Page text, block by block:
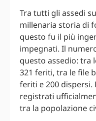
Tra tutti gli assedi
millenaria storia di
questo fu il più
impegnati. Il
questo assedio: tra
321 feriti, tra le file
feriti e 200
registrati
tra la popolazione